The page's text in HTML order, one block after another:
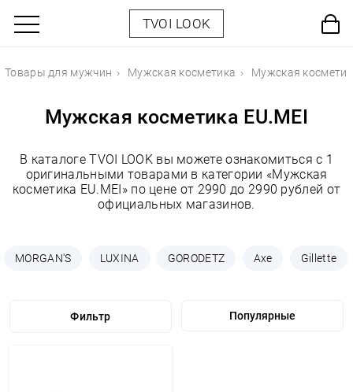
TVOI LOOK
Товары для мужчин Мужская косметика Мужская
Мужская косметика EU.MEI
В каталоге TVOI LOOK вы можете ознакомиться с 1
оригинальными товарами в категории «Мужская
косметика EU.MEI» по цене от 2990 до 2990 рублей от
официальных магазинов.
MORGAN'S LUXINA GORODETZ Axe Gillette
Фильтр